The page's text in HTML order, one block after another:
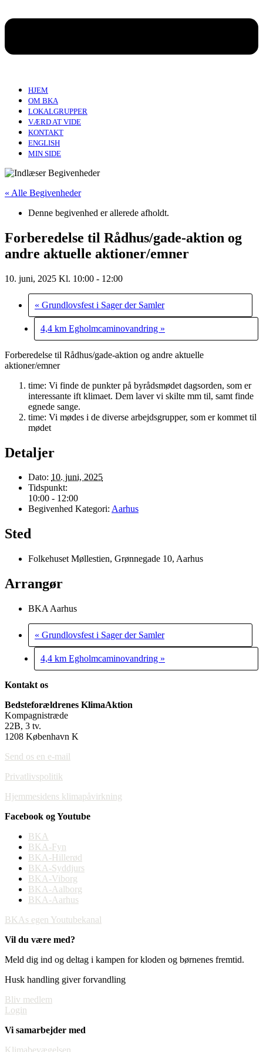
HJEM
OM BKA
LOKALGRUPPER
VÆRD AT VIDE
KONTAKT
ENGLISH
MIN SIDE
« Alle Begivenheder
Denne begivenhed er allerede afholdt.
Forberedelse til Rådhus/gade-aktion og
andre aktuelle aktioner/emner
10. juni, 2025 Kl. 10:00 - 12:00
« Grundlovsfest i Sager der Samler
4,4 km Egholmcaminovandring »
Forberedelse til Rådhus/gade-aktion og andre aktuelle
aktioner/emner
time: Vi finde de punkter på byrådsmødet dagsorden, som er
interessante ift klimaet. Dem laver vi skilte mm til, samt finde
egnede sange.
time: Vi mødes i de diverse arbejdsgrupper, som er kommet til
mødet
Detaljer
Dato: 10. juni, 2025
Tidspunkt:
10:00 - 12:00
Begivenhed Kategori: Aarhus
Sted
Folkehuset Møllestien, Grønnegade 10, Aarhus
Arrangør
BKA Aarhus
« Grundlovsfest i Sager der Samler
4,4 km Egholmcaminovandring »
Kontakt os
Bedsteforældrenes KlimaAktion
Kompagnistræde
22B, 3 tv.
1208 København K
Send os en e-mail
Privatlivspolitik
Hjemmesidens klimapåvirkning
Facebook og Youtube
BKA
BKA-Fyn
BKA-Hillerød
BKA-Syddjurs
BKA-Viborg
BKA-Aalborg
BKA-Aarhus
BKAs egen Youtubekanal
Vil du være med?
Meld dig ind og deltag i kampen for kloden og børnenes fremtid.
Husk handling giver forvandling
Bliv medlem
Login
Vi samarbejder med
Klimabevægelsen